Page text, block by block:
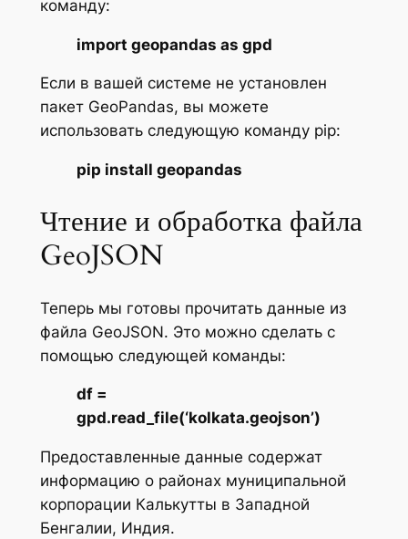
команду:
import geopandas as gpd
Если в вашей системе не установлен
пакет GeoPandas, вы можете
использовать следующую команду pip:
pip install geopandas
Чтение и обработка файла
GeoJSON
Теперь мы готовы прочитать данные из
файла GeoJSON. Это можно сделать с
помощью следующей команды:
df =
gpd.read_file(‘kolkata.geojson’)
Предоставленные данные содержат
информацию о районах муниципальной
корпорации Калькутты в Западной
Бенгалии, Индия.